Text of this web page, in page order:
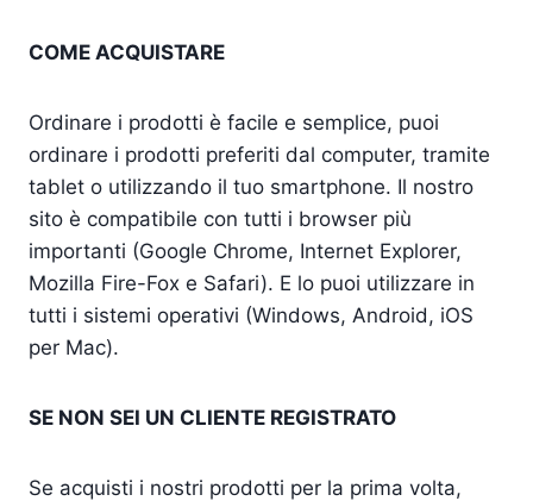
COME ACQUISTARE
Ordinare i prodotti è facile e semplice, puoi
ordinare i prodotti preferiti dal computer, tramite
tablet o utilizzando il tuo smartphone. Il nostro
sito è compatibile con tutti i browser più
importanti (Google Chrome, Internet Explorer,
Mozilla Fire-Fox e Safari). E lo puoi utilizzare in
tutti i sistemi operativi (Windows, Android, iOS
per Mac).
SE NON SEI UN CLIENTE REGISTRATO
Se acquisti i nostri prodotti per la prima volta,